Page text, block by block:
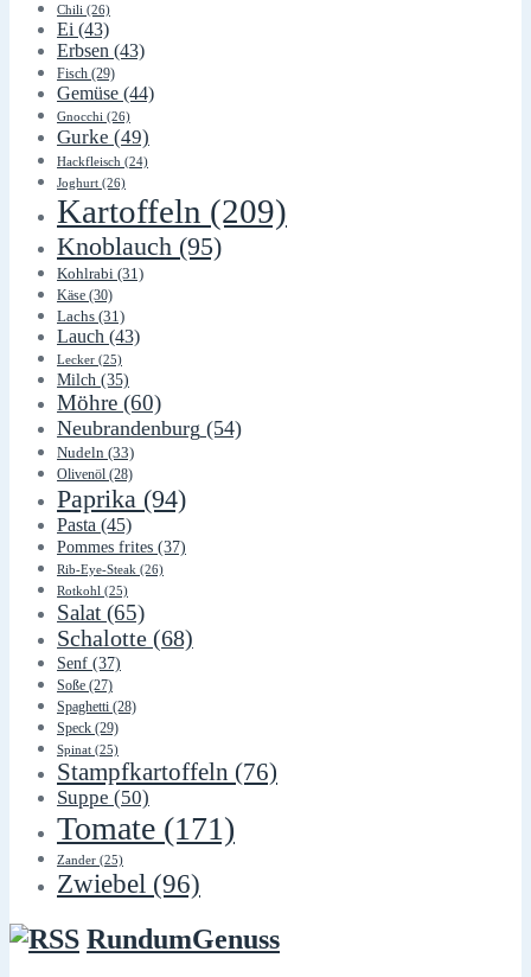
Chili (26)
Ei (43)
Erbsen (43)
Fisch (29)
Gemüse (44)
Gnocchi (26)
Gurke (49)
Hackfleisch (24)
Joghurt (26)
Kartoffeln (209)
Knoblauch (95)
Kohlrabi (31)
Käse (30)
Lachs (31)
Lauch (43)
Lecker (25)
Milch (35)
Möhre (60)
Neubrandenburg (54)
Nudeln (33)
Olivenöl (28)
Paprika (94)
Pasta (45)
Pommes frites (37)
Rib-Eye-Steak (26)
Rotkohl (25)
Salat (65)
Schalotte (68)
Senf (37)
Soße (27)
Spaghetti (28)
Speck (29)
Spinat (25)
Stampfkartoffeln (76)
Suppe (50)
Tomate (171)
Zander (25)
Zwiebel (96)
RundumGenuss